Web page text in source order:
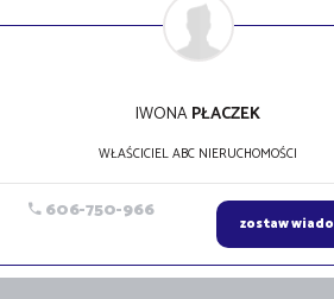
IWONAPŁACZEK
WŁAŚCICIEL ABC NIERUCHOMOŚCI
606-750-966 zostaw